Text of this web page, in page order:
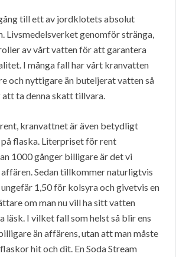
till ett av jordklotets absolut
Livsmedelsverket genomför stränga,
av vårt vatten för att garantera
I många fall har vårt kranvatten
och nyttigare än buteljerat vatten så
att ta denna skatt tillvara.
kranvattnet är även betydligt
flaska. Literpriset för rent
1000 gånger billigare är det vi
Sedan tillkommer naturligtvis
1,50 för kolsyra och givetvis en
om man nu vill ha sitt vatten
läsk. I vilket fall som helst så blir ens
än affärens, utan att man måste
hit och dit. En Soda Stream